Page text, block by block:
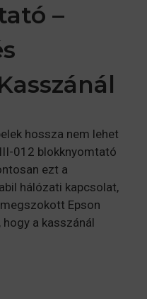
–
hossza nem lehet
012 blokknyomtató
ezt a
hálózati kapcsolat,
Epson
a kasszánál